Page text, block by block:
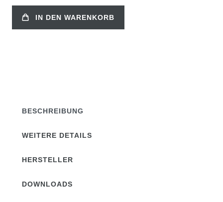
IN DEN WARENKORB
BESCHREIBUNG
WEITERE DETAILS
HERSTELLER
DOWNLOADS